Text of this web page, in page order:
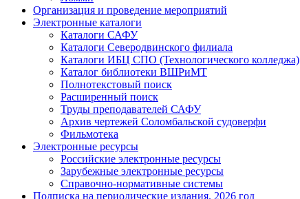
Организация и проведение мероприятий
Электронные каталоги
Каталоги САФУ
Каталоги Северодвинского филиала
Каталоги ИБЦ СПО (Технологического колледжа)
Каталог библиотеки ВШРиМТ
Полнотекстовый поиск
Расширенный поиск
Труды преподавателей САФУ
Архив чертежей Соломбальской судоверфи
Фильмотека
Электронные ресурсы
Российские электронные ресурсы
Зарубежные электронные ресурсы
Справочно-нормативные системы
Подписка на периодические издания. 2026 год